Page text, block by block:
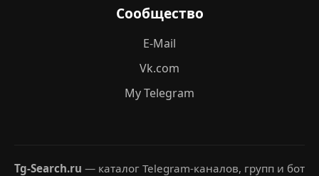
Сообщество
E-Mail
Vk.com
My Telegram
Tg-Search.ru — каталог Telegram-каналов, групп и бот